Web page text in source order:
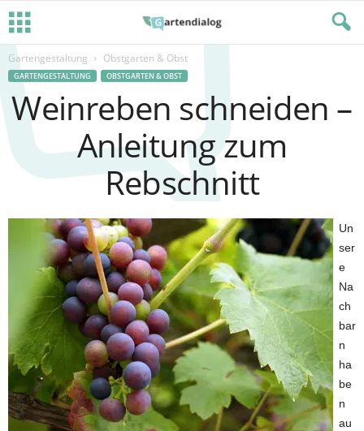
Gartengestaltung Obstgarten & Obst
GARTENGESTALTUNG OBSTGARTEN & OBST
Weinreben schneiden –
Anleitung zum
Rebschnitt
Un
ser
e
Na
ch
bar
n
ha
be
n
au